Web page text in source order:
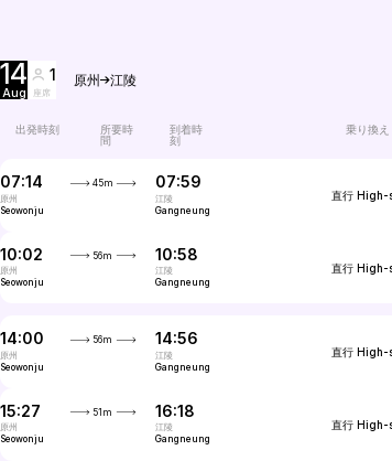
14
Aug
1
座席
原州 江陵
出発時刻
所要時
間
到着時
刻
乗り換え
07:14
原州
Seowonju
45m 07:59
江陵
Gangneung
直行 High-
10:02
原州
Seowonju
56m 10:58
江陵
Gangneung
直行 High-
14:00
原州
Seowonju
56m 14:56
江陵
Gangneung
直行 High-
15:27
原州
Seowonju
51m 16:18
江陵
Gangneung
直行 High-